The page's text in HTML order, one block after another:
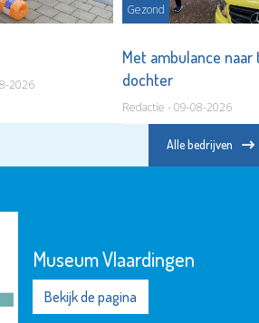
2026
Gezond
Met ambulance
dochter
Redactie - 09-08-2026
Alle bedrijven
Museum Vlaardingen
Bekijk de pagina